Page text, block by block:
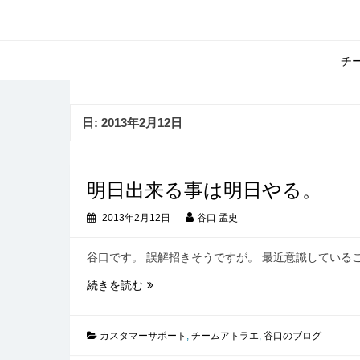
チ
日: 2013年2月12日
明日出来る事は明日やる。
2013年2月12日 谷口 孟史
谷口です。 誤解招きそうですが。 最近意識している
続きを読む明
来
カスタマーサポート , チームアトラエ, 谷口のブログ